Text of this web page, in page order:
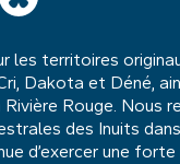
les territoires
Dakota et Déné,
Rouge. Nous
des Inuits
d’exercer une